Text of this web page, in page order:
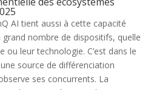
AI tient aussi à cette capacité
grand nombre de dispositifs, quelle
ou leur technologie. C’est dans le
source de différenciation
ses concurrents. La